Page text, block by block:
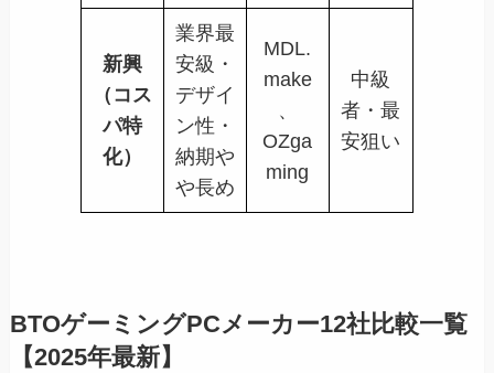
新興
（コス
パ特
化）
業界最
安級・
デザイ
ン性・
納期や
や長め
MDL.
make
、
OZga
ming
中級
者・最
安狙い
BTOゲーミングPCメーカー12社比較一覧
【2025年最新】